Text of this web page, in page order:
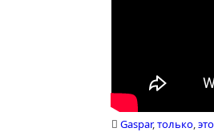
Gaspar,только